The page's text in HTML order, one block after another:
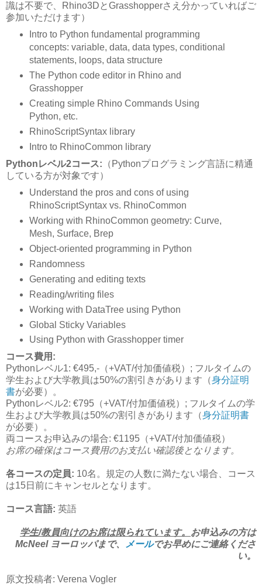
識は不要で、Rhino3DとGrasshopperさえ分かっていればご
参加いただけます）
Intro to Python fundamental programming
concepts: variable, data, data types, conditional
statements, loops, data structure
The Python code editor in Rhino and
Grasshopper
Creating simple Rhino Commands Using
Python, etc.
RhinoScriptSyntax library
Intro to RhinoCommon library
Pythonレベル2コース: （Pythonプログラミング言語に精通
している方が対象です）
Understand the pros and cons of using
RhinoScriptSyntax vs. RhinoCommon
Working with RhinoCommon geometry: Curve,
Mesh, Surface, Brep
Object-oriented programming in Python
Randomness
Generating and editing texts
Reading/writing files
Working with DataTree using Python
Global Sticky Variables
Using Python with Grasshopper timer
コース費用:
Pythonレベル1: €495,-（+VAT/付加価値税）; フルタイムの
学生および大学教員は50%の割引きがあります（身分証明
書が必要）。
Pythonレベル2: €795（+VAT/付加価値税）; フルタイムの学
生および大学教員は50%の割引きがあります（身分証明書
が必要）。
両コースお申込みの場合: €1195（+VAT/付加価値税）
お席の確保はコース費用のお支払い確認後となります。
各コースの定員: 10名。規定の人数に満たない場合、コース
は15日前にキャンセルとなります。
コース言語: 英語
学生/教員向けのお席は限られています。 お申込みの方は
McNeel ヨーロッパまで、
メールでお早めにご連絡くださ
い。
原文投稿者: Verena Vogler